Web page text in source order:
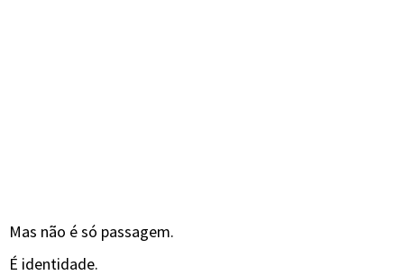
Mas não é só passagem.
É identidade.